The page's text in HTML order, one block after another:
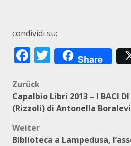
condividi su:
Facebook
Twitter
Share
Zurück
Capalbio Libri 2013 – I BACI
(Rizzoli) di Antonella Boralevi
Weiter
Biblioteca a Lampedusa,